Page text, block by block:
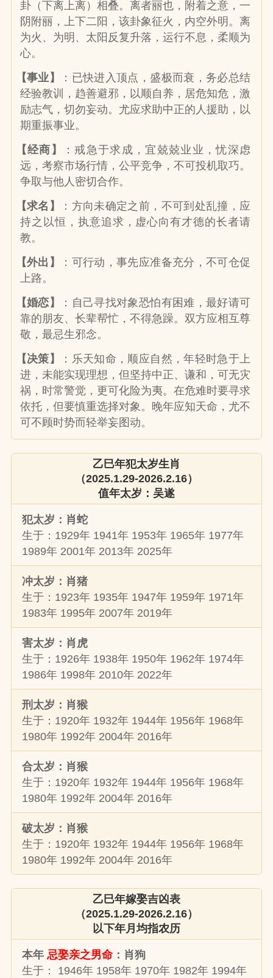
卦（下离上离）相叠。离者丽也，附着之意，一
阴附丽，上下二阳，该卦象征火，内空外明。离
为火、为明、太阳反复升落，运行不息，柔顺为
心。
【事业】
：已快进入顶点，盛极而衰，务必总结
经验教训，趋善避邪，以顺自养，居危知危，激
励志气，切勿妄动。尤应求助中正的人援助，以
期重振事业。
【经商】
：戒急于求成，宜兢兢业业，忧深虑
远，考察市场行情，公平竞争，不可投机取巧。
争取与他人密切合作。
【求名】
：方向未确定之前，不可到处乱撞，应
持之以恒，执意追求，虚心向有才德的长者请
教。
【外出】
：可行动，事先应准备充分，不可仓促
上路。
【婚恋】
：自己寻找对象恐怕有困难，最好请可
靠的朋友、长辈帮忙，不得急躁。双方应相互尊
敬，最忌生邪念。
【决策】
：乐天知命，顺应自然，年轻时急于上
进，未能实现理想，但坚持中正、谦和，可无灾
祸，时常警觉，更可化险为夷。在危难时要寻求
依托，但要慎重选择对象。晚年应知天命，尤不
可不顾时势而轻举妄图动。
乙巳年犯太岁生肖
（2025.1.29-2026.2.16）
值年太岁：吴遂
犯太岁：肖蛇
生于：1929年 1941年 1953年 1965年 1977年
1989年 2001年 2013年 2025年
冲太岁：肖猪
生于：1923年 1935年 1947年 1959年 1971年
1983年 1995年 2007年 2019年
害太岁：肖虎
生于：1926年 1938年 1950年 1962年 1974年
1986年 1998年 2010年 2022年
刑太岁：肖猴
生于：1920年 1932年 1944年 1956年 1968年
1980年 1992年 2004年 2016年
合太岁：肖猴
生于：1920年 1932年 1944年 1956年 1968年
1980年 1992年 2004年 2016年
破太岁：肖猴
生于：1920年 1932年 1944年 1956年 1968年
1980年 1992年 2004年 2016年
乙巳年嫁娶吉凶表
（2025.1.29-2026.2.16）
以下年月均指农历
本年 忌娶亲之男命：肖狗
生于： 1946年 1958年 1970年 1982年 1994年